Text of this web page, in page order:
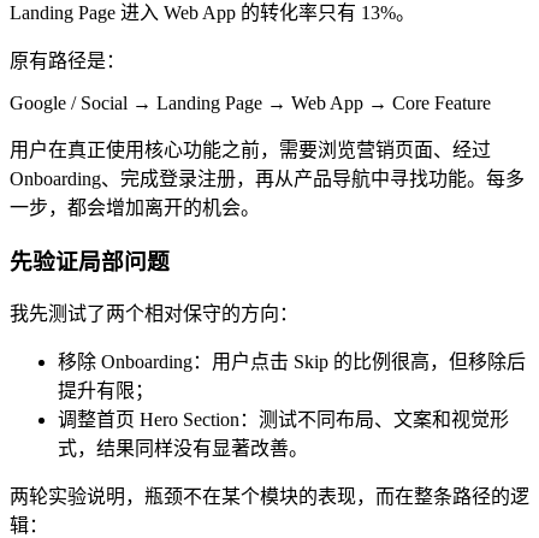
Landing Page 进入 Web App 的转化率只有 13%。
原有路径是：
Google / Social → Landing Page → Web App → Core Feature
用户在真正使用核心功能之前，需要浏览营销页面、经过
Onboarding、完成登录注册，再从产品导航中寻找功能。每多
一步，都会增加离开的机会。
先验证局部问题
我先测试了两个相对保守的方向：
移除 Onboarding：用户点击 Skip 的比例很高，但移除后
提升有限；
调整首页 Hero Section：测试不同布局、文案和视觉形
式，结果同样没有显著改善。
两轮实验说明，瓶颈不在某个模块的表现，而在整条路径的逻
辑：